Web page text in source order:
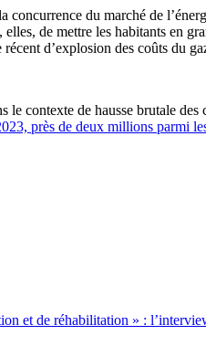
du marché de
de mettre les habitants en
d’explosion des coûts du
contexte de hausse brutale
près de deux millions parmi
et de réhabilitation » :